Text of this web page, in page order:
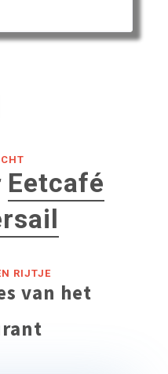
Eetcafé
RIJTJE
van het